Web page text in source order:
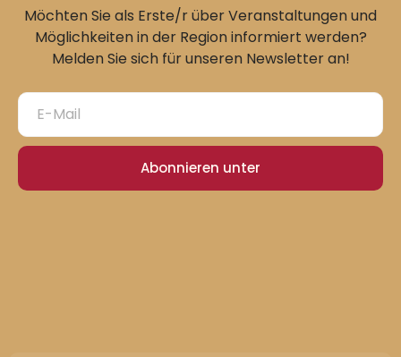
Möchten Sie als Erste/r über Veranstaltungen und
Möglichkeiten in der Region informiert werden?
Melden Sie sich für unseren Newsletter an!
Abonnieren unter